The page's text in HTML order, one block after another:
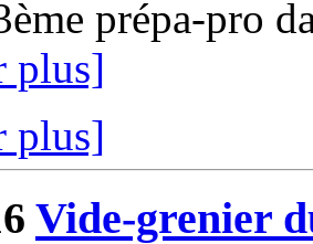
prépa-pro
plus]
plus]
Vide-grenier